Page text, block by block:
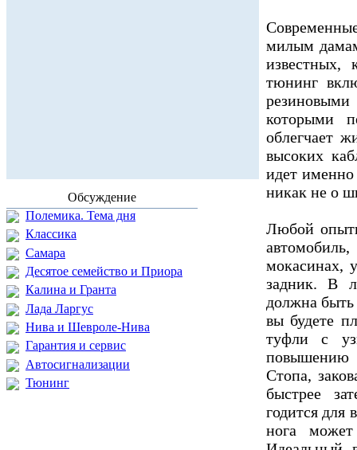
Обсуждение
Полемика. Тема дня
Классика
Самара
Десятое семейство и Приора
Калина и Гранта
Лада Ларгус
Нива и Шевроле-Нива
Гарантия и сервис
Автосигнализации
Тюнинг
милым
тюнинг
которыми
облегчает
высоких
идет
никак не о
Любой
мокасинах,
задник. В
должна быть
вы будете
туфли с
повышению
Стопа,
быстрее
годится
нога